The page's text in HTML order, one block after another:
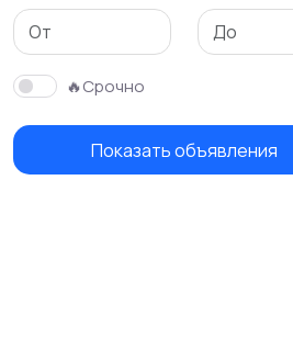
🔥Срочно
Показать объявления